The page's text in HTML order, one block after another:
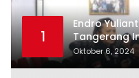
1
Endro
Tangerang
Masyarakat
Putuskan
Oktober 6, 2024